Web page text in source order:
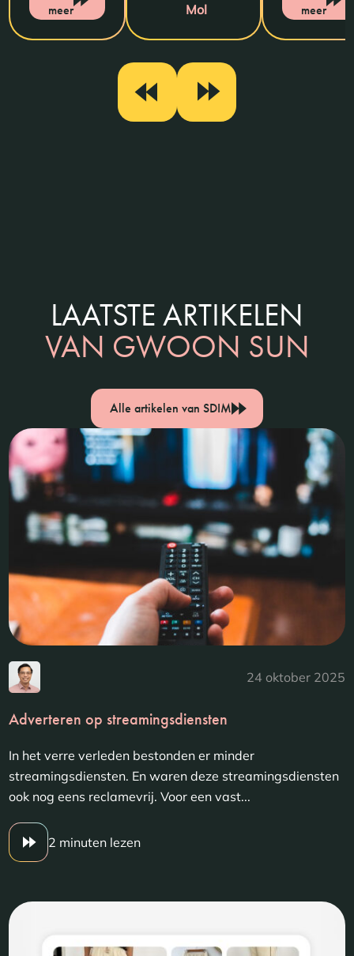
meer
Mol
meer
LAATSTE ARTIKELEN
VAN GWOON SUN
Alle artikelen van SDIM
24 oktober 2025
Adverteren op streamingsdiensten
In het verre verleden bestonden er minder
streamingsdiensten. En waren deze streamingsdiensten
ook nog eens reclamevrij. Voor een vast...
2 minuten lezen